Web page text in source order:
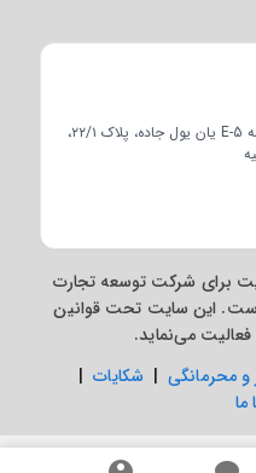
آتاکوی ۷-۸-۹-۱۰ قسم محله، چوبان‌چشمه E-5 یان یول جاده، پلاک ۲۲/۱،
برای شرکت توسعه تجارت
این سایت تحت قوانین
می‌نماید.
محرمانگی | شکایات |
ما